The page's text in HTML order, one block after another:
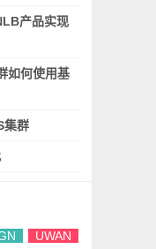
产品实现
如何使用基
集群
UWAN